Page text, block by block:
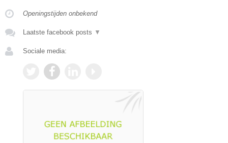
Openingstijden onbekend
Laatste facebook posts ▼
Sociale media: